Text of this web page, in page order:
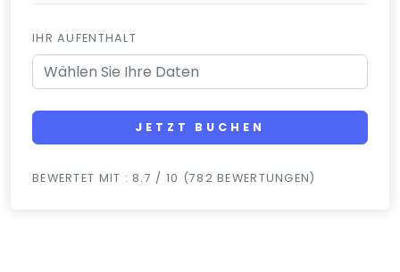
IHR AUFENTHALT
JETZT BUCHEN
BEWERTET MIT : 8.7 / 10 (782 BEWERTUNGEN)